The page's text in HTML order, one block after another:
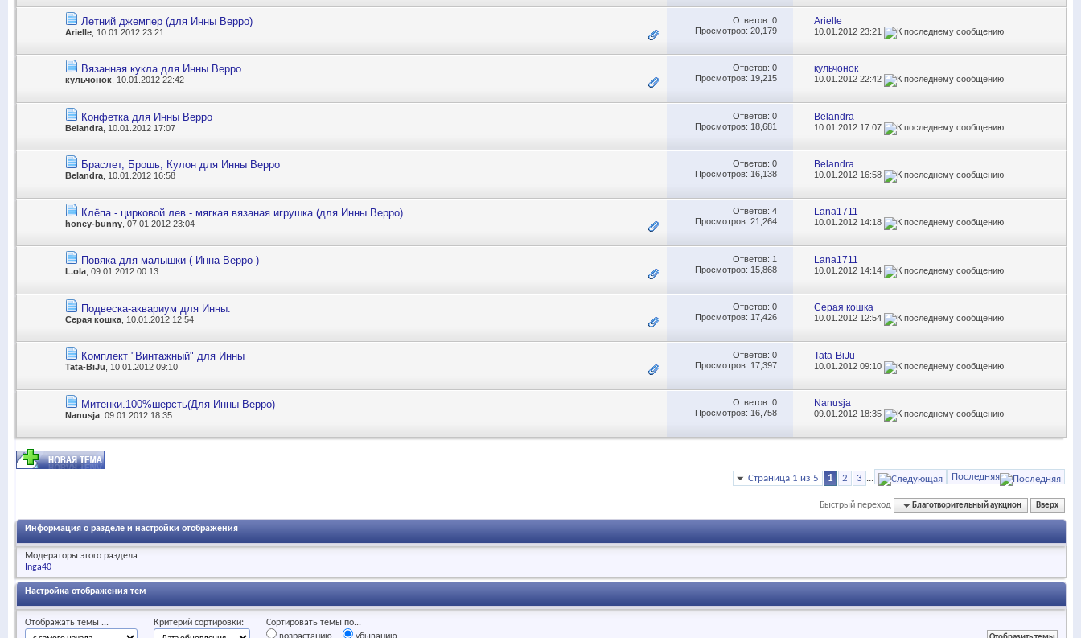
Летний джемпер (для Инны Верро)
Arielle , 10.01.2012 23:21
Ответов: 0
Просмотров: 20,179
Arielle
10.01.201223:21
Вязанная кукла для Инны Верро
кульчонок , 10.01.2012 22:42
Ответов: 0
Просмотров: 19,215
кульчонок
10.01.201222:42
Конфетка для Инны Верро
Belandra , 10.01.2012 17:07
Ответов: 0
Просмотров: 18,681
Belandra
10.01.2012 17:07
Браслет, Брошь, Кулон для Инны Верро
Belandra , 10.01.2012 16:58
Ответов: 0
Просмотров: 16,138
Belandra
10.01.2012 16:58
Клёпа - цирковой лев - мягкая вязаная игрушка (для Инны Верро)
honey-bunny , 07.01.2012 23:04
Ответов: 4
Просмотров: 21,264
Lana1711
10.01.201214:18
Повяка для малышки ( Инна Верро )
L.olа , 09.01.2012 00:13
Ответов: 1
Просмотров: 15,868
Lana1711
10.01.2012 14:14
Подвеска-аквариум для Инны.
Серая кошка , 10.01.2012 12:54
Ответов: 0
Просмотров: 17,426
Серая кошка
10.01.201212:54
Комплект "Винтажный" для Инны
Tata-BiJu , 10.01.2012 09:10
Ответов: 0
Просмотров: 17,397
Tata-BiJu
10.01.201209:10
Митенки.100%шерсть(Для Инны Верро)
Nanusja , 09.01.2012 18:35
Ответов: 0
Просмотров: 16,758
Nanusja
09.01.2012 18:35
Страница 1 из 5 1 2 3 ... Последняя
Быстрый переход Благотворительный аукцион Вверх
Информация о разделе и настройки отображения
Модераторы этого раздела
Inga40
Настройка отображения тем
Отображать темы ... Критерий сортировки:
Сортировать темы по...